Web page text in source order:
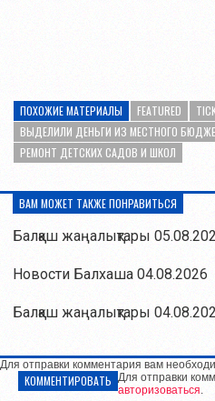
ПОХОЖИЕ МАТЕРИАЛЫ FEATURED
ВЫДЕЛИЛИ ДЕНЬГИ ИЗ МЕСТНОГО
РЕМОНТ ДЕТСКИХ САДОВ И ШКОЛ
ВАМ МОЖЕТ ТАКЖЕ ПОНРАВИТЬСЯ
Балқаш жаңалықтары
Новости Балхаша 04.08.2026
Балқаш жаңалықтары
Для отправки комментария вам
КОММЕНТИРОВАТЬ Для отправки
авторизоваться.